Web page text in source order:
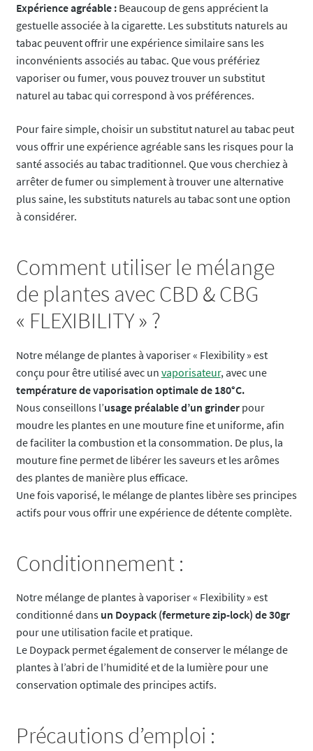
Expérience agréable :Beaucoup de gens apprécient la
gestuelle associée à la cigarette. Les substituts naturels au
tabac peuvent offrir une expérience similaire sans les
inconvénients associés au tabac. Que vous préfériez
vaporiser ou fumer, vous pouvez trouver un substitut
naturel au tabac qui correspond à vos préférences.
Pour faire simple, choisir un substitut naturel au tabac peut
vous offrir une expérience agréable sans les risques pour la
santé associés au tabac traditionnel. Que vous cherchiez à
arrêter de fumer ou simplement à trouver une alternative
plus saine, les substituts naturels au tabac sont une option
à considérer.
Comment utiliser le mélange
de plantes avec CBD & CBG
« FLEXIBILITY » ?
Notre mélange de plantes à vaporiser « Flexibility » est
conçu pour être utilisé avec un vaporisateur, avec une
température de vaporisation optimale de 180°C.
Nous conseillons l’usage préalable d’un grinderpour
moudre les plantes en une mouture fine et uniforme, afin
de faciliter la combustion et la consommation. De plus, la
mouture fine permet de libérer les saveurs et les arômes
des plantes de manière plus efficace.
Une fois vaporisé, le mélange de plantes libère ses principes
actifs pour vous offrir une expérience de détente complète.
Conditionnement :
Notre mélange de plantes à vaporiser « Flexibility » est
conditionné dansun Doypack (fermeture zip-lock) de 30gr
pour une utilisation facile et pratique.
Le Doypack permet également de conserver le mélange de
plantes à l’abri de l’humidité et de la lumière pour une
conservation optimale des principes actifs.
Précautions d’emploi :